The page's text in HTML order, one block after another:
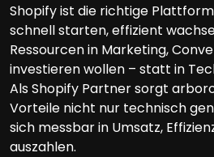
Shopify ist die richtige
schnell starten, effizient
Ressourcen in Marketing,
investieren wollen – statt in
Als Shopify Partner sorgt
Vorteile nicht nur technisch
sich messbar in Umsatz,
auszahlen.